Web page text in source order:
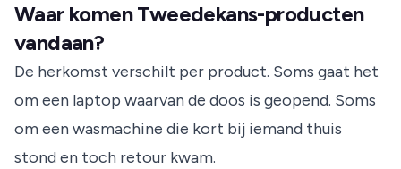
Waar komen Tweedekans-producten
vandaan?
De herkomst verschilt per product. Soms gaat het
om een laptop waarvan de doos is geopend. Soms
om een wasmachine die kort bij iemand thuis
stond en toch retour kwam.